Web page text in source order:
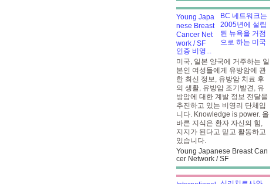
BC 네트워크는
2005년에 설립
된 뉴욕을 거점
으로 하는 미국
인증 비영...
미국, 일본 양국에 거주하는 일
본인 여성들에게 유방암에 관
한 최신 정보, 유방암 치료 후
의 생활, 유방암 조기발견, 유
방암에 대한 계발 정보 전달을
추진하고 있는 비영리 단체입
니다. Knowledge is power. 올
바른 지식은 환자 자신의 힘,
지지가 된다고 믿고 활동하고
있습니다.
Young Japanese Breast Can
cer Network / SF